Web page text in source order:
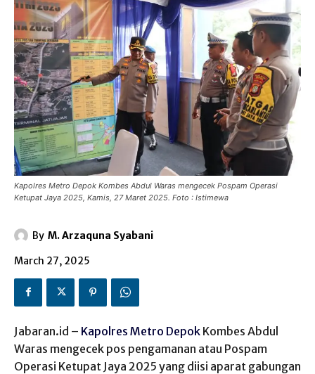
Kapolres Metro Depok Kombes Abdul Waras mengecek Pospam Operasi
Ketupat Jaya 2025, Kamis, 27 Maret 2025. Foto : Istimewa
By M. Arzaquna Syabani
March 27, 2025
Jabaran.id – Kapolres Metro Depok Kombes Abdul
Waras mengecek pos pengamanan atau Pospam
Operasi Ketupat Jaya 2025 yang diisi aparat gabungan